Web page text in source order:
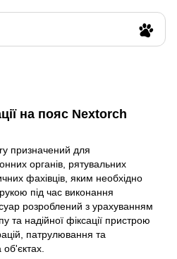
на пояс Nextorch
призначений для
органів, рятувальних
фахівців, яким необхідно
під час виконання
розроблений з урахуванням
та надійної фіксації пристрою
патрулювання та